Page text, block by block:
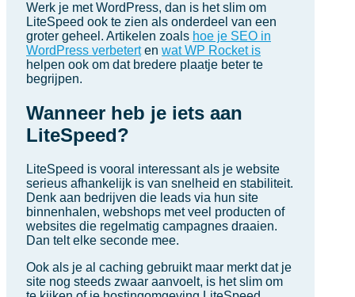
Werk je met WordPress, dan is het slim om
LiteSpeed ook te zien als onderdeel van een
groter geheel. Artikelen zoals hoe je SEO in
WordPress verbeterten wat WP Rocket is
helpen ook om dat bredere plaatje beter te
begrijpen.
Wanneer heb je iets aan
LiteSpeed?
LiteSpeed is vooral interessant als je website
serieus afhankelijk is van snelheid en stabiliteit.
Denk aan bedrijven die leads via hun site
binnenhalen, webshops met veel producten of
websites die regelmatig campagnes draaien.
Dan telt elke seconde mee.
Ook als je al caching gebruikt maar merkt dat je
site nog steeds zwaar aanvoelt, is het slim om